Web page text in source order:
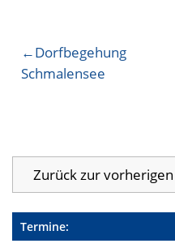
Beitragsnavigation
Dorfbegehung
Schmalensee
Termine: